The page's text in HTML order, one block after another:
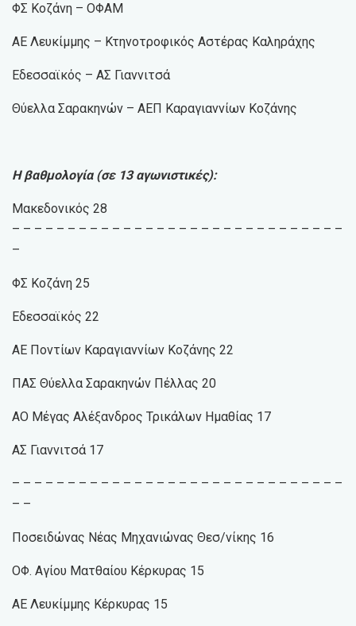
ΦΣ Κοζάνη – ΟΦΑΜ
ΑΕ Λευκίμμης – Κτηνοτροφικός Αστέρας Καληράχης
Εδεσσαϊκός – ΑΣ Γιαννιτσά
Θύελλα Σαρακηνών – ΑΕΠ Καραγιαννίων Κοζάνης
Η βαθμολογία (σε 13 αγωνιστικές):
Μακεδονικός 28
– – – – – – – – – – – – – – – – – – – – – – – – – – – – – –
–
ΦΣ Κοζάνη 25
Εδεσσαϊκός 22
ΑΕ Ποντίων Καραγιαννίων Κοζάνης 22
ΠΑΣ Θύελλα Σαρακηνών Πέλλας 20
ΑΟ Μέγας Αλέξανδρος Τρικάλων Ημαθίας 17
ΑΣ Γιαννιτσά 17
– – – – – – – – – – – – – – – – – – – – – – – – – – – – – –
– –
Ποσειδώνας Νέας Μηχανιώνας Θεσ/νίκης 16
ΟΦ. Αγίου Ματθαίου Κέρκυρας 15
ΑΕ Λευκίμμης Κέρκυρας 15